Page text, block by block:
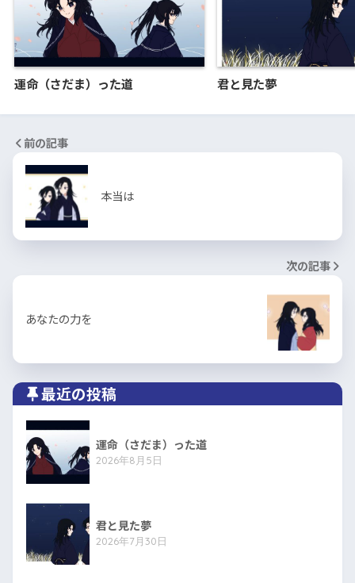
運命（さだま）った道 君と見た夢
前の記事
本当は
次の記事
あなたの力を
最近の投稿
運命（さだま）った道
2026年8月5日
君と見た夢
2026年7月30日